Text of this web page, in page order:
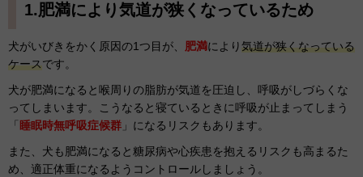
1.肥満により気道が狭くなっているため
犬がいびきをかく原因の1つ目が、 肥満により気道が狭くなっている
ケースです。
犬が肥満になると喉周りの脂肪が気道を圧迫し、呼吸がしづらくな
ってしまいます。こうなると寝ているときに呼吸が止まってしまう
「 睡眠時無呼吸症候群 」になるリスクもあります。
また、犬も肥満になると糖尿病や心疾患を抱えるリスクも高まるた
め、適正体重になるようコントロールしましょう。